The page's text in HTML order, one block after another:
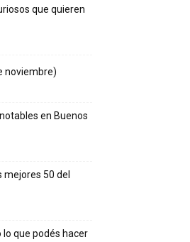
que quieren
noviembre)
en Buenos
50 del
lo que podés hacer